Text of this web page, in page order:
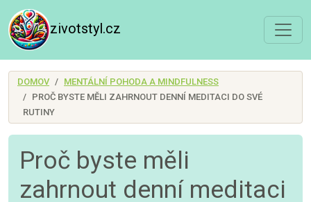
zivotstyl.cz
DOMOV
MENTÁLNÍ POHODA A MINDFULNESS
PROČ BYSTE MĚLI ZAHRNOUT DENNÍ MEDITACI DO SVÉ
RUTINY
Proč byste měli
zahrnout denní meditaci